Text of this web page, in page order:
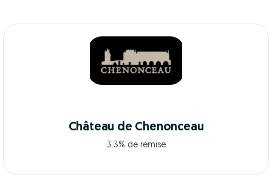
Château de Chenonceau
3.3% de remise